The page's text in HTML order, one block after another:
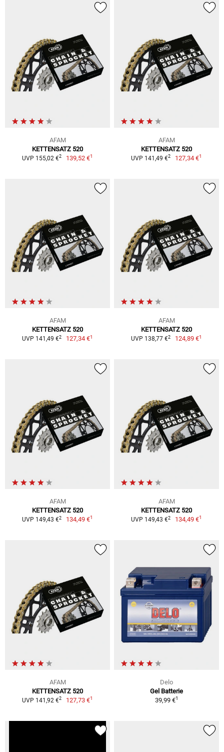
AFAM
KETTENSATZ 520
UVP 155,02 €2 139,52 €1
AFAM
KETTENSATZ 520
UVP 141,49 €2 127,34 €1
AFAM
KETTENSATZ 520
UVP 141,49 €2 127,34 €1
AFAM
KETTENSATZ 520
UVP 138,77 €2 124,89 €1
AFAM
KETTENSATZ 520
UVP 149,43 €2 134,49 €1
AFAM
KETTENSATZ 520
UVP 149,43 €2 134,49 €1
AFAM
KETTENSATZ 520
UVP 141,92 €2 127,73 €1
Delo
Gel Batterie
39,99 €1